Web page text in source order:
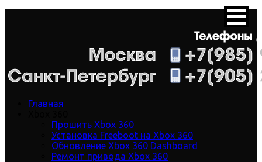
Главная
Прошить Xbox 360
Установка Freeboot на Xbox 360
Обновление Xbox 360 Dashboard
Ремонт привода Xbox 360